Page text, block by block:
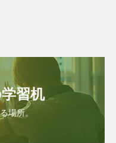
習机
場所。